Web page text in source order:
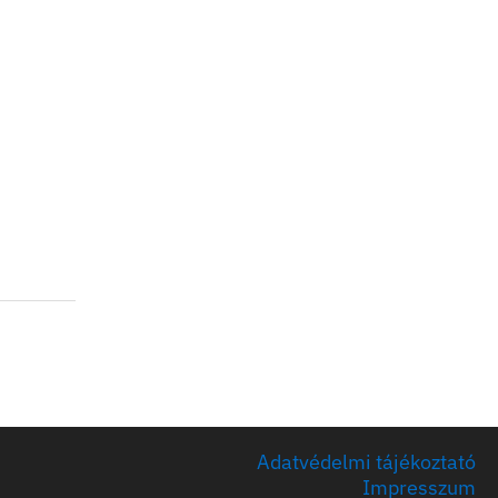
Adatvédelmi tájékoztató
Impresszum